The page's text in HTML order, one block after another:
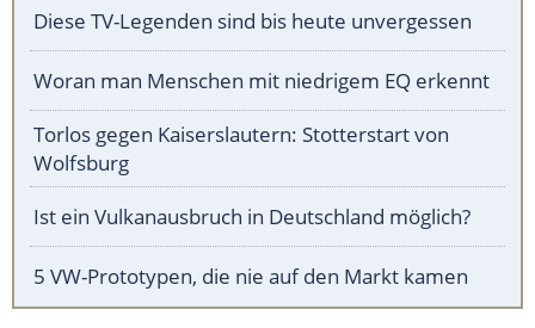
Diese TV-Legenden sind bis heute unvergessen
Woran man Menschen mit niedrigem EQ erkennt
Torlos gegen Kaiserslautern: Stotterstart von
Wolfsburg
Ist ein Vulkanausbruch in Deutschland möglich?
5 VW-Prototypen, die nie auf den Markt kamen